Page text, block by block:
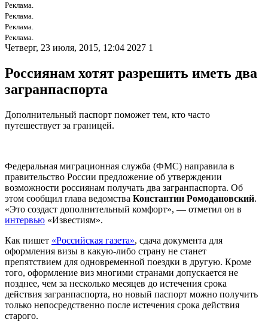
Реклама.
Реклама.
Реклама.
Реклама.
Четверг, 23 июля, 2015, 12:04 2027 1
Россиянам хотят разрешить иметь два
загранпаспорта
Дополнительный паспорт поможет тем, кто часто
путешествует за границей.
Федеральная миграционная служба (ФМС) направила в
правительство России предложение об утверждении
возможности россиянам получать два загранпаспорта. Об
этом сообщил глава ведомства Константин Ромодановский.
«Это создаст дополнительный комфорт», — отметил он в
интервью «Известиям».
Как пишет «Российская газета», сдача документа для
оформления визы в какую-либо страну не станет
препятствием для одновременной поездки в другую. Кроме
того, оформление виз многими странами допускается не
позднее, чем за несколько месяцев до истечения срока
действия загранпаспорта, но новый паспорт можно получить
только непосредственно после истечения срока действия
старого.